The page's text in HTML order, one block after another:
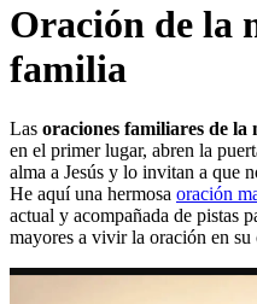
Oración de la
familia
Las oraciones familiares de la
en el primer lugar, abren la
alma a Jesús y lo invitan a que
He aquí una hermosa oración
actual y acompañada de pistas
mayores a vivir la oración en